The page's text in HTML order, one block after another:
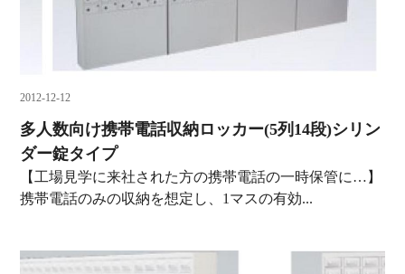
2012-12-12
多人数向け携帯電話収納ロッカー(5列14段)シリン
ダー錠タイプ
【工場見学に来社された方の携帯電話の一時保管に…】
携帯電話のみの収納を想定し、1マスの有効...